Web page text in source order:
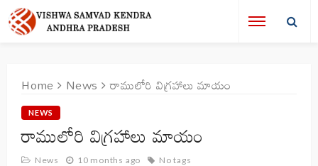
Home News రాములోరి విగ్రహాలు మాయం
NEWS
రాములోరి విగ్రహాలు మాయం
News 10 months ago No tags